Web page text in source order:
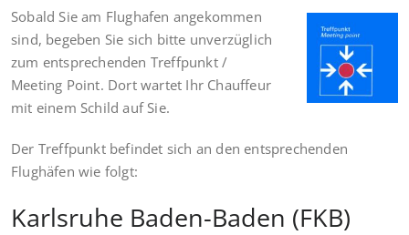
Sobald Sie am Flughafen angekommen
sind, begeben Sie sich bitte unverzüglich
zum entsprechenden Treffpunkt /
Meeting Point. Dort wartet Ihr Chauffeur
mit einem Schild auf Sie.
Der Treffpunkt befindet sich an den entsprechenden
Flughäfen wie folgt:
Karlsruhe Baden-Baden (FKB)